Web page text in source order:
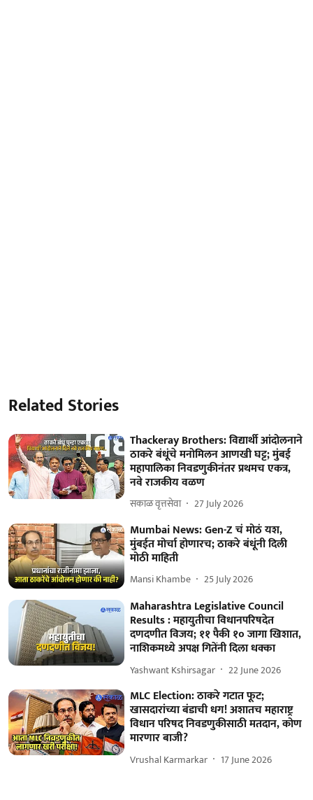
Related Stories
Thackeray Brothers: विद्यार्थी आंदोलनाने
ठाकरे बंधूंचे मनोमिलन आणखी घट्ट; मुंबई
महापालिका निवडणुकीनंतर प्रथमच एकत्र,
नवे राजकीय वळण
सकाळ वृत्तसेवा 27 July 2026
Mumbai News: Gen-Z चं मोठं यश,
मुंबईत मोर्चा होणारच; ठाकरे बंधूंनी दिली
मोठी माहिती
Mansi Khambe 25 July 2026
Maharashtra Legislative Council
Results : महायुतीचा विधानपरिषदेत
दणदणीत विजय; ११ पैकी १० जागा खिशात,
नाशिकमध्ये अपक्ष गितेंनी दिला धक्का
Yashwant Kshirsagar 22 June 2026
MLC Election: ठाकरे गटात फूट;
खासदारांच्या बंडाची धग! अशातच महाराष्ट्र
विधान परिषद निवडणुकीसाठी मतदान, कोण
मारणार बाजी?
Vrushal Karmarkar 17 June 2026